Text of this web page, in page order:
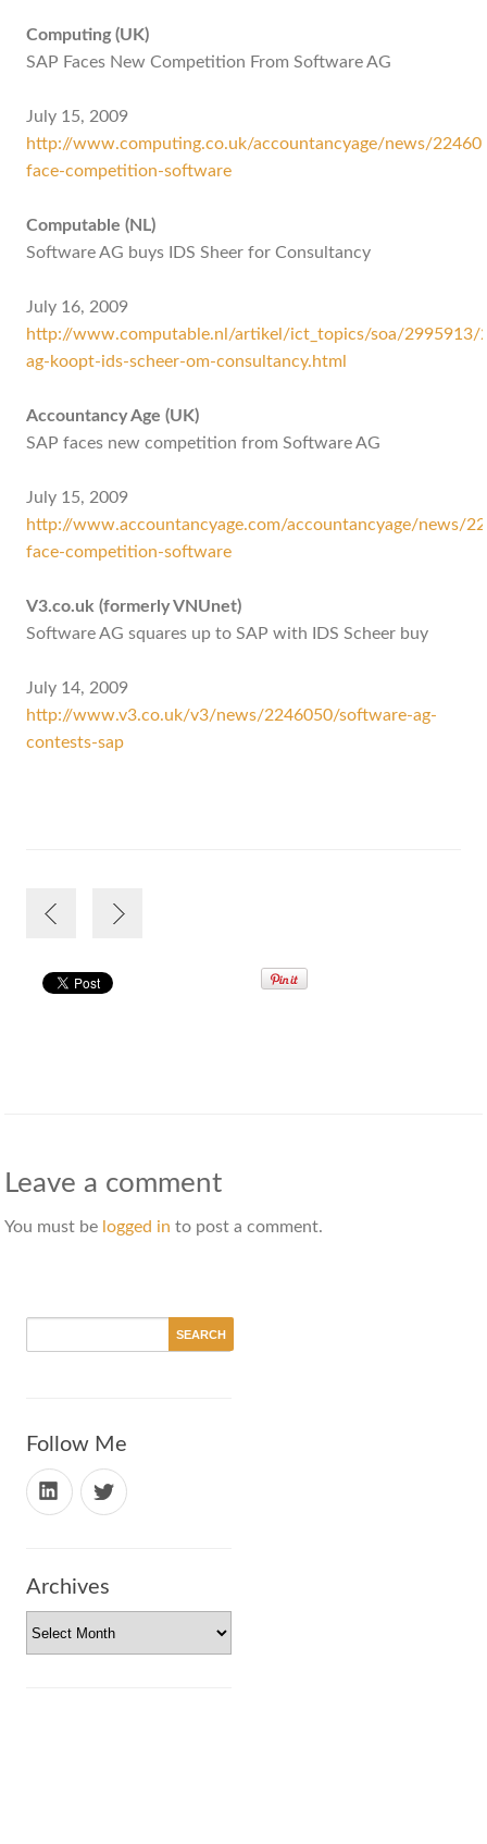
Computing (UK)
SAP Faces New Competition From Software AG
July 15, 2009
http://www.computing.co.uk/accountancyage/news/
face-competition-software
Computable (NL)
Software AG buys IDS Sheer for Consultancy
July 16, 2009
http://www.computable.nl/artikel/ict_topics/soa/2995913/
ag-koopt-ids-scheer-om-consultancy.html
Accountancy Age (UK)
SAP faces new competition from Software AG
July 15, 2009
http://www.accountancyage.com/accountancyage/news/
face-competition-software
V3.co.uk (formerly VNUnet)
Software AG squares up to SAP with IDS Scheer buy
July 14, 2009
http://www.v3.co.uk/v3/news/2246050/software-ag-
contests-sap
Leave a comment
You must be logged in to post a comment.
Follow Me
Archives